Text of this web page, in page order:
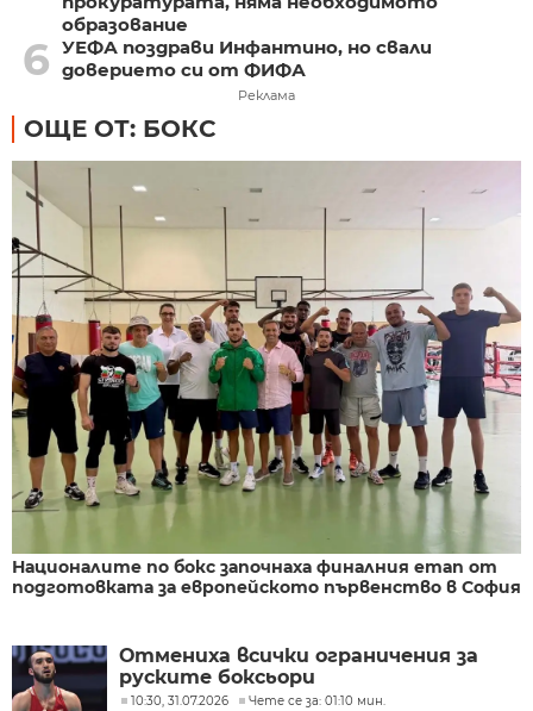
образование
6 УЕФА поздрави Инфантино, но свали
доверието си от ФИФА
Реклама
ОЩЕ ОТ: БОКС
Националите по бокс започнаха финалния етап от
подготовката за европейското първенство в София
Отмениха всички ограничения за
руските боксьори
10:30, 31.07.2026 Чете се за: 01:10 мин.